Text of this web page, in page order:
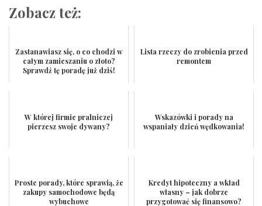
Zobacz też:
Zastanawiasz się, o co chodzi w
całym zamieszaniu o złoto?
Sprawdź tę poradę już dziś!
Lista rzeczy do zrobienia przed
remontem
W której firmie pralniczej
pierzesz swoje dywany?
Wskazówki i porady na
wspaniały dzień wędkowania!
Proste porady, które sprawią, że
zakupy samochodowe będą
wybuchowe
Kredyt hipoteczny a wkład
własny – jak dobrze
przygotować się finansowo?